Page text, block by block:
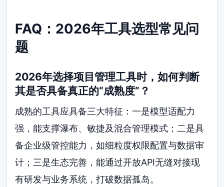
FAQ：2026年工具选型常见问
题
2026年选择项目管理工具时，如何判断
其是否具备真正的“成熟度”？
成熟的工具应具备三大特征：一是模型适配力
强，能支撑瀑布、敏捷及混合管理模式；二是具
备企业级管控能力，如细粒度权限配置与数据审
计；三是生态完善，能通过开放API无缝对接现
有研发与业务系统，打破数据孤岛。